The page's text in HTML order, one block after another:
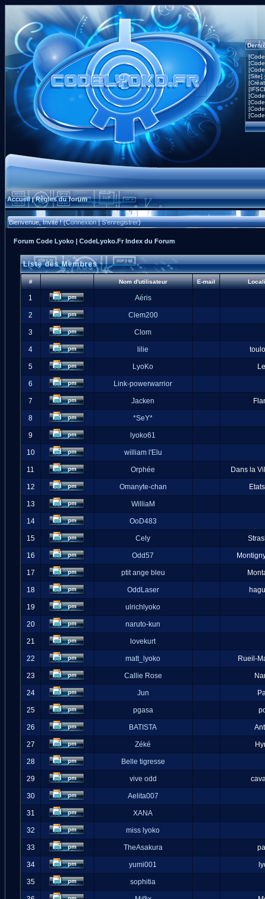
[Site]
Accueil|Règles du forum
Bienvenue, Invité ! (Connexion|S'enregistrer)
Forum Code Lyoko | CodeLyoko.Fr Index du Forum
Liste des Membres
# Nom d'utilisateur E-mail
1 Aéris
2 Clem200
3 Clom
4 lilie
5 LyoKo
6 Link-powerwarrior
7 Jacken
8 *SeY*
9 lyoko61
10 william l'Elu
11 Orphée Dans la
12 Omanyte-chan
13 WilliaM
14 OoD483
15 Cely
16 Odd57
17 ptit ange bleu
18 OddLaser
19 ulrichlyoko
20 naruto-kun
21 lovekurt
22 matt_lyoko Rueil-
23 Callie Rose
24 Jun
25 pgasa
26 BATISTA
27 Zéké
28 Belle tigresse
29 vive odd
30 Aelita007
31 XANA
32 miss lyoko
33 TheAsakura
34 yumi001
35 sophitia